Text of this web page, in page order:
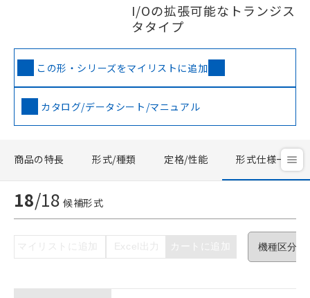
I/Oの拡張可能なトランジス
タタイプ
この形・シリーズをマイリストに追加
カタログ/データシート/マニュアル
商品の特長 形式/種類 定格/性能 形式仕様一覧
18/18 候補形式
マイリストに追加 Excel出力 カートに追加